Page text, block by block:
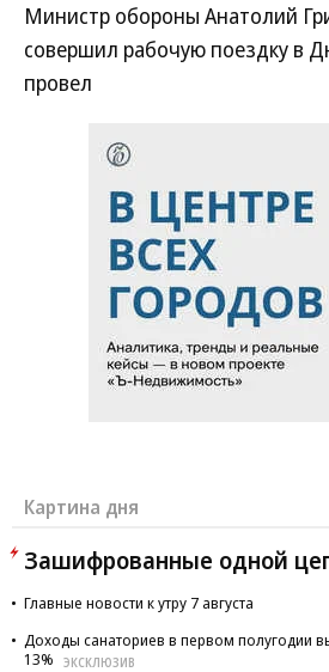
Министр обороны Анатолий
совершил рабочую поездку в
провел
Картина дня
Зашифрованные одной
Главные новости к утру 7 августа
Доходы санаториев в первом полугодии
13%
ЭКСКЛЮЗИВ